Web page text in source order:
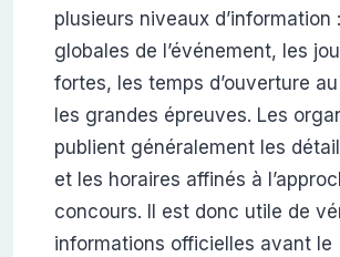
plusieurs niveaux d’information
globales de l’événement, les
fortes, les temps d’ouverture
les grandes épreuves. Les
publient généralement les
et les horaires affinés à
concours. Il est donc utile de
informations officielles avant le